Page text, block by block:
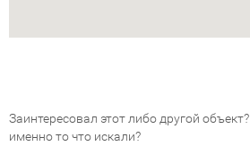
Заинтересовал этот либо другой
именно то что искали?